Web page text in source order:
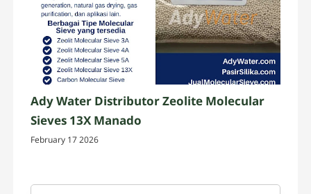
Ady Water Distributor Zeolite Molecular
Sieves 13X Manado
February 17 2026